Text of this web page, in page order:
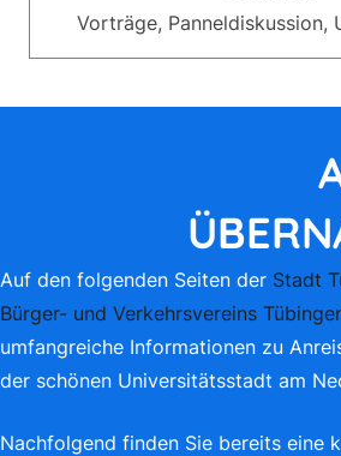
Vorträge, Panneldiskussion,
Auf den folgenden Seiten der Stadt
Bürger- und Verkehrsvereins
umfangreiche Informationen zu
der schönen Universitätsstadt am
Nachfolgend finden Sie bereits eine